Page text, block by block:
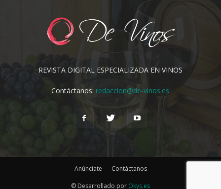
REVISTA DIGITAL ESPECIALIZADA EN VINOS
Contáctanos:redaccion@de-vinos.es
Anúnciate Contáctanos
© Desarrollado por Okys.es